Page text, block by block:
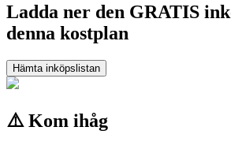
Ladda ner den GRATIS
denna kostplan
Hämta inköpslistan
⚠️ Kom ihåg